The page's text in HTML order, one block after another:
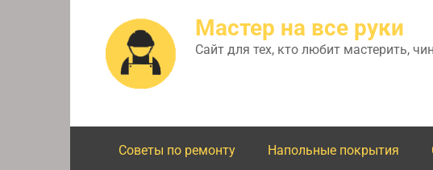
Мастер на все руки
Сайт для тех, кто любит мастерить,
Советы по ремонту Напольные покрытия